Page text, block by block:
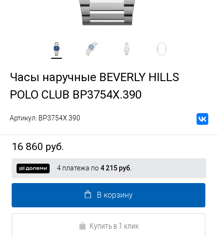
Часы наручные BEVERLY HILLS
POLO CLUB BP3754X.390
Артикул: BP3754X.390
16 860 руб.
4 платежа по 4 215 руб.
В корзину
Купить в 1 клик